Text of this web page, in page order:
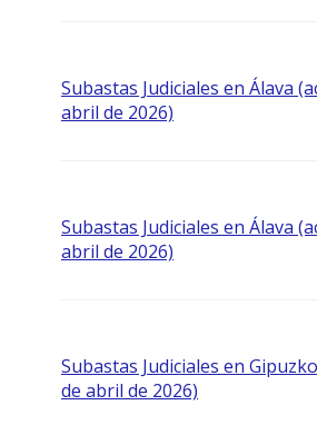
Subastas Judiciales en Álava
abril de 2026)
Subastas Judiciales en Álava
abril de 2026)
Subastas Judiciales en
de abril de 2026)